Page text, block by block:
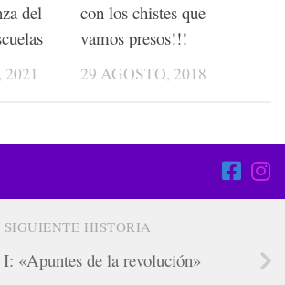
del
con los chistes que
vamos presos!!!
29 AGOSTO, 2018
SIGUIENTE HISTORIA
«Apuntes de la revolución»